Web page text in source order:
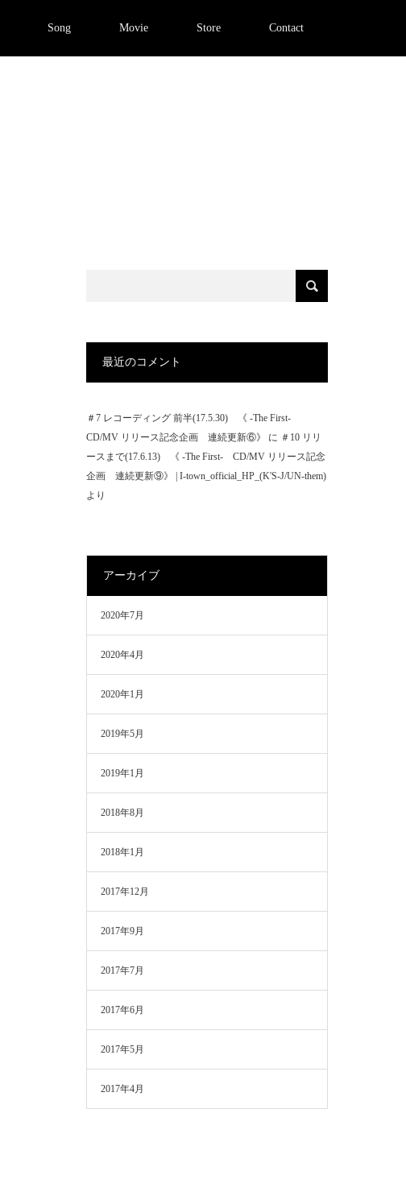
Song Movie Store Contact
最近のコメント
＃7 レコーディング 前半(17.5.30) 《 -The First-
CD/MV リリース記念企画 連続更新⑥》
に ＃10 リリ
ースまで(17.6.13) 《 -The First- CD/MV リリース記念
企画 連続更新⑨》 | I-town_official_HP_(K'S-J/UN-them)
より
アーカイブ
2020年7月
2020年4月
2020年1月
2019年5月
2019年1月
2018年8月
2018年1月
2017年12月
2017年9月
2017年7月
2017年6月
2017年5月
2017年4月